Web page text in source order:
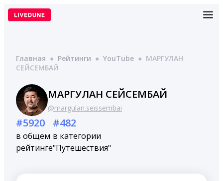
Перейти
Главная ● Рейтинги ● YouTube ● МАРГУЛАН
СЕЙСЕМБАЙ
МАРГУЛАН СЕЙСЕМБАЙ
@margulan.seissembai
#5920
в общем
рейтинге
#482
в категории
"Путешествия"